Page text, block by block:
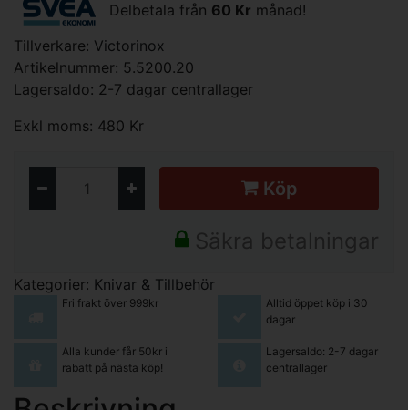
Delbetala från 60 Kr månad!
Tillverkare: Victorinox
Artikelnummer: 5.5200.20
Lagersaldo: 2-7 dagar centrallager
Exkl moms: 480 Kr
Köp
Säkra betalningar
Kategorier: Knivar & Tillbehör
Fri frakt över 999kr
Alltid öppet köp i 30
dagar
Alla kunder får 50kr i
rabatt på nästa köp!
Lagersaldo: 2-7 dagar
centrallager